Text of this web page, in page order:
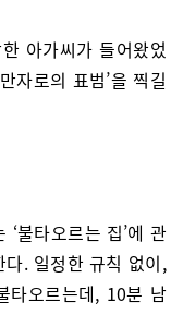
아가씨가 들어왔었
자로의 표범’을 찍길
불타오르는 집’에 관
. 일정한 규칙 없이,
타오르는데, 10분 남